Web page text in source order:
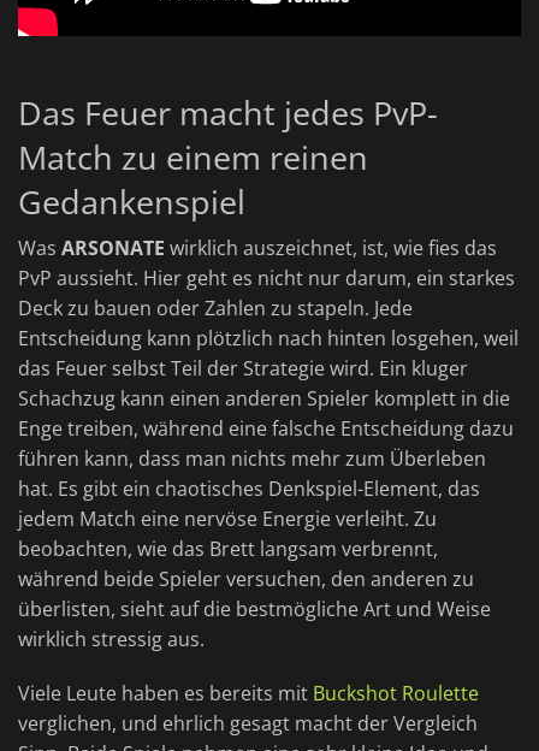
Das Feuer macht jedes PvP-
Match zu einem reinen
Gedankenspiel
Was ARSONATE wirklich auszeichnet, ist, wie fies das
PvP aussieht. Hier geht es nicht nur darum, ein starkes
Deck zu bauen oder Zahlen zu stapeln. Jede
Entscheidung kann plötzlich nach hinten losgehen, weil
das Feuer selbst Teil der Strategie wird. Ein kluger
Schachzug kann einen anderen Spieler komplett in die
Enge treiben, während eine falsche Entscheidung dazu
führen kann, dass man nichts mehr zum Überleben
hat. Es gibt ein chaotisches Denkspiel-Element, das
jedem Match eine nervöse Energie verleiht. Zu
beobachten, wie das Brett langsam verbrennt,
während beide Spieler versuchen, den anderen zu
überlisten, sieht auf die bestmögliche Art und Weise
wirklich stressig aus.
Viele Leute haben es bereits mit Buckshot Roulette
verglichen, und ehrlich gesagt macht der Vergleich